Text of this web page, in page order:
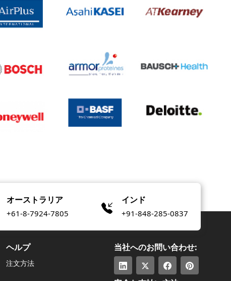
オーストラリア
+61-8-7924-7805
インド
+91-848-285-0837
ヘルプ
注文方法
当社へのお問い合わせ: